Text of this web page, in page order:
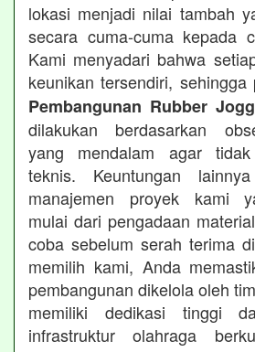
lokasi menjadi nilai tambah
secara cuma-cuma kepada
Kami menyadari bahwa
keunikan tersendiri, sehingga
Pembangunan Rubber
dilakukan berdasarkan
yang mendalam agar
teknis. Keuntungan
manajemen proyek kami
mulai dari pengadaan
coba sebelum serah terima
memilih kami, Anda
pembangunan dikelola oleh
memiliki dedikasi tinggi
infrastruktur olahraga